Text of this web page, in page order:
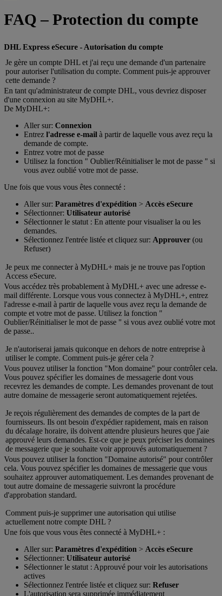
FAQ – Protection du compte
DHL Express eSecure - Autorisation du compte
Je gère un compte DHL et j'ai reçu une demande d'un partenaire
pour autoriser l'utilisation du compte. Comment puis-je approuver
cette demande ?
En tant qu'administrateur de compte DHL, vous devriez disposer
d'une connexion au site MyDHL+.
De MyDHL+:
Aller sur: Connexion
Entrez l'adresse e-mail à partir de laquelle vous avez reçu la
demande de compte.
Entrez votre mot de passe
Utilisez la fonction " Oublier/Réinitialiser le mot de passe " si
vous avez oublié votre mot de passe.
Une fois que vous vous êtes connecté :
Aller sur: Paramètres d'expédition > Accès eSecure
Sélectionner: Utilisateur autorisé
Sélectionner le statut : En attente pour visualiser la ou les
demandes.
Sélectionnez l'entrée listée et cliquez sur: Approuver (ou
Refuser)
Je peux me connecter à MyDHL+ mais je ne trouve pas l'option
Access eSecure.
Vous accédez très probablement à MyDHL+ avec une adresse e-
mail différente. Lorsque vous vous connectez à MyDHL+, entrez
l'adresse e-mail à partir de laquelle vous avez reçu la demande de
compte et votre mot de passe. Utilisez la fonction "
Oublier/Réinitialiser le mot de passe " si vous avez oublié votre mot
de passe..
Je n'autoriserai jamais quiconque en dehors de notre entreprise à
utiliser le compte. Comment puis-je gérer cela ?
Vous pouvez utiliser la fonction "Mon domaine" pour contrôler cela.
Vous pouvez spécifier les domaines de messagerie dont vous
recevrez les demandes de compte. Les demandes provenant de tout
autre domaine de messagerie seront automatiquement rejetées.
Je reçois régulièrement des demandes de comptes de la part de
fournisseurs. Ils ont besoin d'expédier rapidement, mais en raison
du décalage horaire, ils doivent attendre plusieurs heures que j'aie
approuvé leurs demandes. Est-ce que je peux préciser les domaines
de messagerie que je souhaite voir approuvés automatiquement ?
Vous pouvez utiliser la fonction "Domaine autorisé" pour contrôler
cela. Vous pouvez spécifier les domaines de messagerie que vous
souhaitez approuver automatiquement. Les demandes provenant de
tout autre domaine de messagerie suivront la procédure
d'approbation standard.
Comment puis-je supprimer une autorisation qui utilise
actuellement notre compte DHL ?
Une fois que vous vous êtes connecté à MyDHL+ :
Aller sur: Paramètres d'expédition > Accès eSecure
Sélectionner: Utilisateur autorisé
Sélectionner le statut : Approuvé pour voir les autorisations
actives
Sélectionnez l'entrée listée et cliquez sur: Refuser
L'autorisation sera supprimée immédiatement